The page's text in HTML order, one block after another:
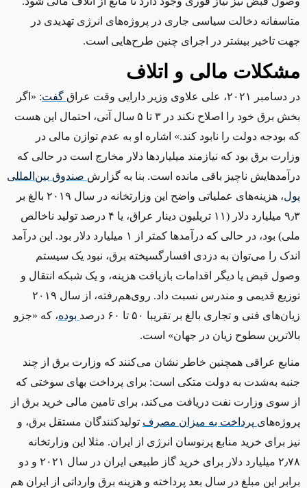
متاسفانه دخالت سیاسی جاری در پروژه‌های انرژی تهدیدی در
جهت تاخیر بیشتر در اجرای چنین طرح‌هایی است.
مشکلات مالی و اتلاف
در دسامبر ۲۰۲۱، علی علاوی وزیر دارایی وقت عراق گفت: «اگر
بخش برق خود را اصلاح نکند در ۳ تا ۵ سال آتی، احتمال این هست
که بودجه دولت را نابود کند.» اشاره او به عدم توازن مالی در
وزارت برق بود که نیازمند میلیاردها دلار مخارج است در حالی که
درآمدهایش ناچیز باقی مانده است. بنا به گزارش صندوق بین المللی
پول
، هزینه‌های عملیاتی واضح این وزارتخانه در سال ۲۰۱۹ بالغ بر
۹٫۳ میلیارد دلار (۱۱ تریلیون دینار عراق، یا ۴ درصد تولید ناخالص
ملی) بود، در حالی که درآمدها کمتر از ۱ میلیارد دلار بود. این درآمد
اندک را می‌توان به دزدی افسارگسیخته برق، نبود یک سیستم
وصول قبض یا دیگر اقدامات بازیافت هزینه، و یک شبکه انتقال و
توزیع قدیمی و مندرس نسبت داد. روی‌هم‌رفته، از سال ۲۰۱۹
زیان‌های فنی و تجاری بالغ بر تقریبا ۵۰ تا ۶۰ درصد
بوده، که «جزو
بالاترین سطوح زیان در جهان» است.
منابع عراقی همچنین خاطر نشان می‌کنند که وزارت برق از چند
جنبه به‌شدت به دولت متکی است: برای پرداخت بهای سوختی که
از سوی وزارت نفت دریافت می‌کند، برای تامین مالی خرید برق از
پروژه‌های پرداخت به میزان مصرف تولیدکنندگان مستقل برق، و
نیز برای خرید منابع پرنوسان انرژی از ایران. مثلا این وزارتخانه
۲٫۷۸ میلیارد دلار برای خرید گاز طبیعی ایران در سال ۲۰۲۱ و دو
برابر این مبلغ در سال بعد پرداخته و هزینه برق وارداتی از ایران هم